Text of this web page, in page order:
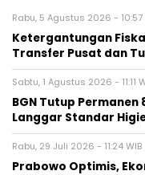
Rabu, 5 Agustus 2026 - 10:57
Ketergantungan
Transfer Pusat dan
Sabtu, 1 Agustus 2026 - 11:11
BGN Tutup
Langgar Standar
Rabu, 29 Juli 2026 - 11:24 WIB
Prabowo Optimis,